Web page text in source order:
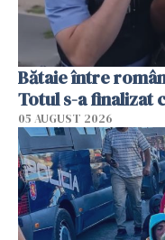
Bătaie între
Totul s-a finalizat
05 AUGUST 2026